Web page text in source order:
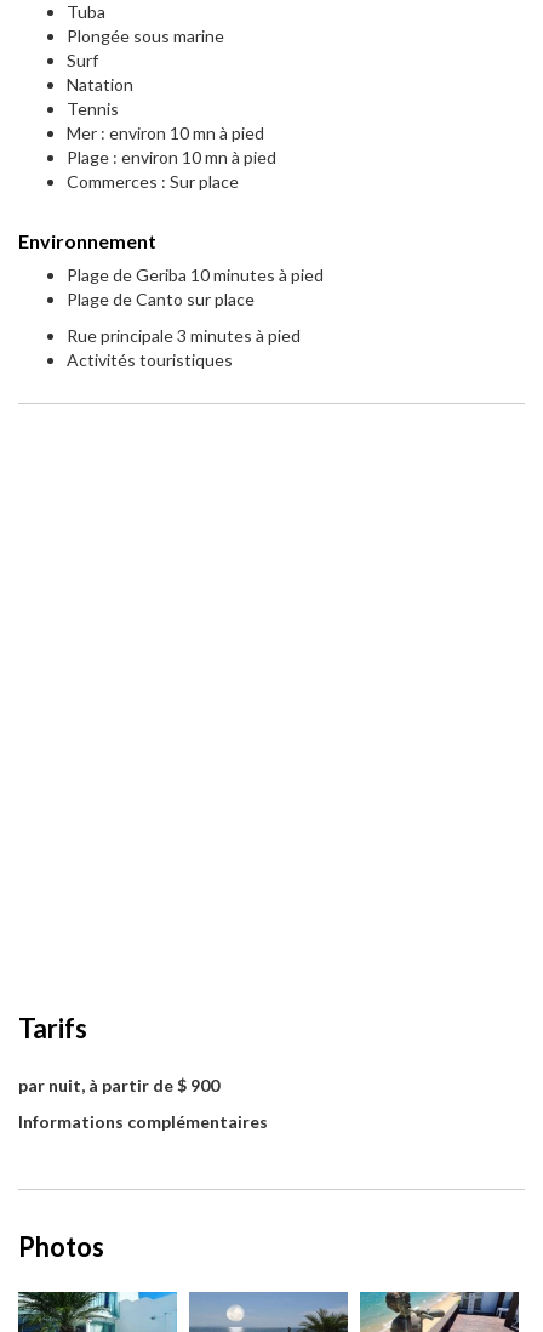
Tuba
Plongée sous marine
Surf
Natation
Tennis
Mer : environ 10 mn à pied
Plage : environ 10 mn à pied
Commerces : Sur place
Environnement
Plage de Geriba 10 minutes à pied
Plage de Canto sur place
Rue principale 3 minutes à pied
Activités touristiques
Tarifs
par nuit, à partir de $ 900
Informations complémentaires
Photos